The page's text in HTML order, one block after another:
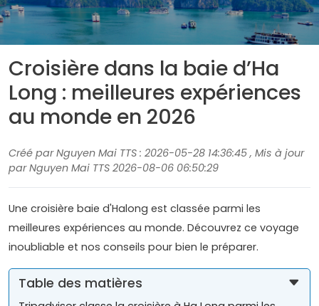
Croisière dans la baie d’Ha
Long : meilleures expériences
au monde en 2026
Créé par Nguyen Mai TTS : 2026-05-28 14:36:45 , Mis à jour
par Nguyen Mai TTS 2026-08-06 06:50:29
Une croisière baie d'Halong est classée parmi les
meilleures expériences au monde. Découvrez ce voyage
inoubliable et nos conseils pour bien le préparer.
Table des matières